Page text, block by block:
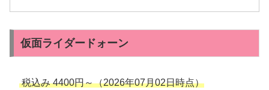
仮面ライダードォーン
税込み 4400円～（2026年07月02日時点）